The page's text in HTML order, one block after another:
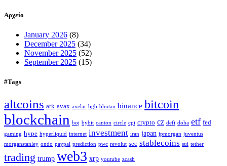
Αρχείο
January 2026 (8)
December 2025 (34)
November 2025 (52)
September 2025 (15)
#Tags
altcoins ark avax axelar bgb bhutan binance bitcoin
blockchain boj bybit canton circle cpi crypto cz defi doha etf fed
gaming hype hyperliquid internet investment iran japan jpmorgan juventus
morganstanley ondo paypal prediction pwc revolut sec stablecoins sui tether
trading trump web3 xrp youtube zcash